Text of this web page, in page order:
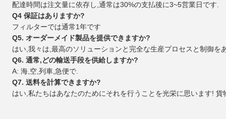
配達時間は注文量に依存し,通常は30%の支払後に3~5営業日です.
Q4 保証はありますか?
フィルターでは通常1年です
Q5. オーダーメイド製品を提供できますか?
はい,我々は,最高のソリューションと完全な生産プロセスと制御
Q6. 通常,どの輸送手段を供給しますか?
A: 海,空,列車,急便で.
Q7. 送料を計算できますか?
はい,私たちはあなたのためにそれを行うことを光栄に思います!